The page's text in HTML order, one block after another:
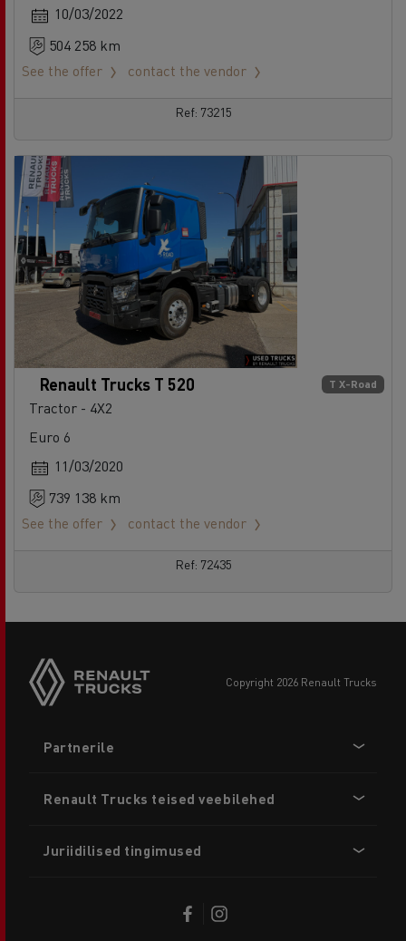
10/03/2022
504 258 km
See the offer
contact the vendor
Ref: 73215
T X-Road
Renault Trucks T 520
Tractor - 4X2
Euro 6
11/03/2020
739 138 km
See the offer
contact the vendor
Ref: 72435
copyright 2026 Renault Trucks
menu
Partnerile
Renault Trucks teised veebilehed
Juriidilised tingimused